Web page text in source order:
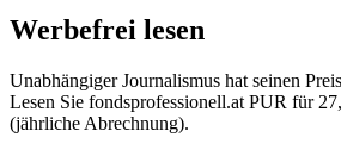
Werbefrei lesen
Unabhängiger Journalismus hat seinen
Lesen Sie fondsprofessionell.at PUR für
(jährliche Abrechnung).